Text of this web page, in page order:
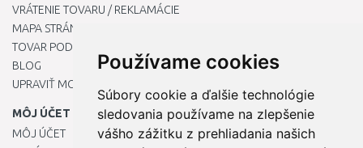
Používame cookies
Súbory cookie a ďalšie technológie
sledovania používame na zlepšenie
vášho zážitku z prehliadania našich
VRÁTENIE TOVARU / REKLAMÁCIE
MAPA STRÁNOK
TOVAR PODĽA ZNAČIEK
BLOG
UPRAVIŤ MOJE PREDVOĽBY COOKIES
MÔJ ÚČET
MÔJ ÚČET